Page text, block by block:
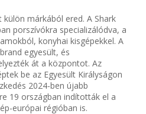
márkából ered. A Shark
porszívókra specializálódva, a
konyhai kisgépekkel. A
brand egyesült, és
át a központot. Az
be az Egyesült Királyságon
2024-ben újabb
19 országban indították el a
európai régióban is.